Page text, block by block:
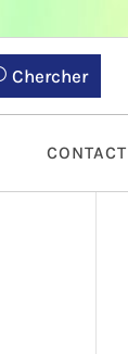
Chercher
CONTACT